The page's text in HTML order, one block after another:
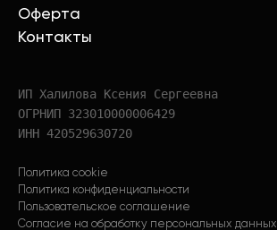
Оферта
Контакты
ИП Халилова Ксения Сергеевна
ОГРНИП 323010000006429
ИНН 420529630720
Политика cookie
Политика конфиденциальности
Пользовательское соглашение
Согласие на обработку персональных данных